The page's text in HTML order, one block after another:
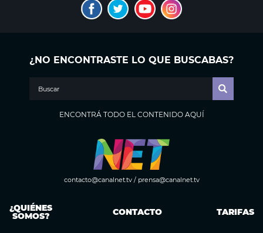
¿NO ENCONTRASTE LO QUE BUSCABAS?
ENCONTRÁ TODO EL CONTENIDO AQUÍ
contacto@canalnet.tv/ prensa@canalnet.tv
¿QUIÉNES
SOMOS? CONTACTO TARIFAS